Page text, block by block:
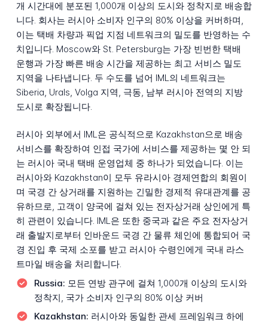
개 시간대에 분포된 1,000개 이상의 도시와 정착지로 배송합
니다. 회사는 러시아 소비자 인구의 80% 이상을 커버하며,
이는 택배 차량과 픽업 지점 네트워크의 밀도를 반영하는 수
치입니다. Moscow와 St. Petersburg는 가장 빈번한 택배
운행과 가장 빠른 배송 시간을 제공하는 최고 서비스 밀도
지역을 나타냅니다. 두 수도를 넘어 IML의 네트워크는
Siberia, Urals, Volga 지역, 극동, 남부 러시아 전역의 지방
도시로 확장됩니다.
러시아 외부에서 IML은 공식적으로 Kazakhstan으로 배송
서비스를 확장하여 인접 국가에 서비스를 제공하는 몇 안 되
는 러시아 국내 택배 운영업체 중 하나가 되었습니다. 이는
러시아와 Kazakhstan이 모두 유라시아 경제연합의 회원이
며 국경 간 상거래를 지원하는 긴밀한 경제적 유대관계를 공
유하므로, 고객이 양국에 걸쳐 있는 전자상거래 상인에게 특
히 관련이 있습니다. IML은 또한 중국과 같은 주요 전자상거
래 출발지로부터 인바운드 국경 간 물류 체인에 통합되어 국
경 진입 후 국제 소포를 받고 러시아 수령인에게 국내 라스
트마일 배송을 처리합니다.
Russia: 모든 연방 관구에 걸쳐 1,000개 이상의 도시와
정착지, 국가 소비자 인구의 80% 이상 커버
Kazakhstan: 러시아와 동일한 관세 프레임워크 하에